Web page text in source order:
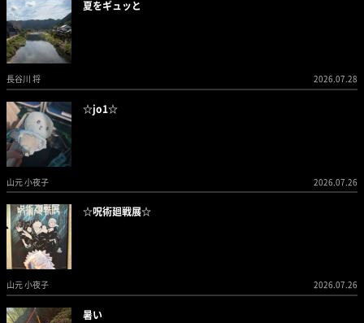
夏をギュッと
長谷川 将 2026.07.28
☆jo1☆
山元 小夜子 2026.07.26
☆呪術廻戦展☆
山元 小夜子 2026.07.26
暑い